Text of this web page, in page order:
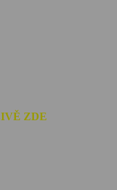
ZDE